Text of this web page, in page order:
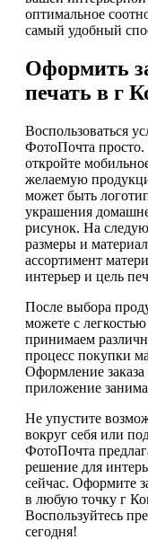
оптимальное
самый удобный
Оформить
печать в г
Воспользоваться
ФотоПочта просто.
откройте
желаемую
может быть
украшения
рисунок. На
размеры и
ассортимент
интерьер и цель
После выбора
можете с
принимаем
процесс покупки
Оформление
приложение
Не упустите
вокруг себя или
ФотоПочта
решение для
сейчас. Оформите
в любую точку г
Воспользуйтесь
сегодня!